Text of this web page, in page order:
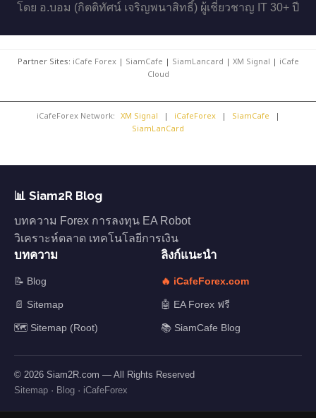
โดย อ.บอม (กิตติทัศน์ เจริญพนาสิทธิ์) ผู้เชี่ยวชาญ IT 30+ ปี
Partner Sites: iCafe Forex| SiamCafe | SiamLancard | XM Signal | iCafe
Cloud
iCafeForex Network: XM Signal | iCafeForex | SiamCafe
|
SiamLanCard
📊 Siam2R Blog
บทความ Forex การลงทุน EA Robot
วิเคราะห์ตลาด เทคโนโลยีการเงิน
บทความ
📝 Blog
📄 Sitemap
🗺️ Sitemap (Root)
ลิงก์แนะนำ
🔥 iCafeForex.com
🤖 EA Forex ฟรี
📚 SiamCafe Blog
© 2026 Siam2R.com — All Rights Reserved
Sitemap · Blog · iCafeForex